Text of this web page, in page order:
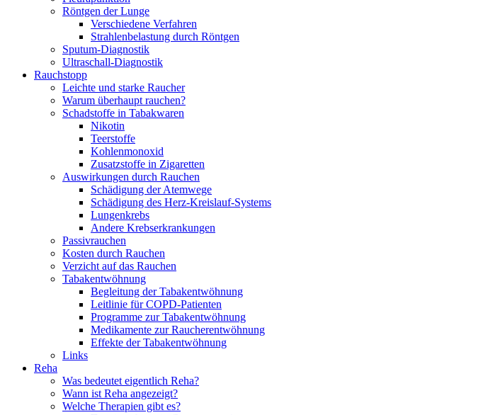
Röntgen der Lunge
Verschiedene Verfahren
Strahlenbelastung durch Röntgen
Sputum-Diagnostik
Ultraschall-Diagnostik
Rauchstopp
Leichte und starke Raucher
Warum überhaupt rauchen?
Schadstoffe in Tabakwaren
Nikotin
Teerstoffe
Kohlenmonoxid
Zusatzstoffe in Zigaretten
Auswirkungen durch Rauchen
Schädigung der Atemwege
Schädigung des Herz-Kreislauf-Systems
Lungenkrebs
Andere Krebserkrankungen
Passivrauchen
Kosten durch Rauchen
Verzicht auf das Rauchen
Tabakentwöhnung
Begleitung der Tabakentwöhnung
Leitlinie für COPD-Patienten
Programme zur Tabakentwöhnung
Medikamente zur Raucherentwöhnung
Effekte der Tabakentwöhnung
Links
Reha
Was bedeutet eigentlich Reha?
Wann ist Reha angezeigt?
Welche Therapien gibt es?